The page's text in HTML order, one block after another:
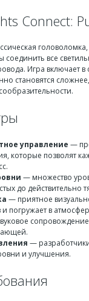
Connect:
соединить все
Игра включает в
становятся
управление —
которые позволят
— множество
до действительно
— приятное
и погружает в
—
и улучшения.